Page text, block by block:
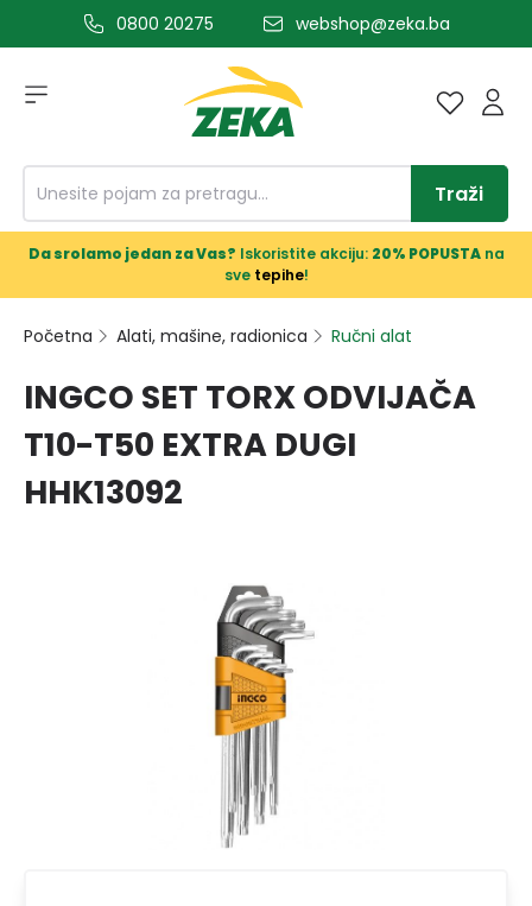
glavni sadržaj0800 20275 webshop@zeka.ba
Traži
Da srolamo jedan za Vas? Iskoristite akciju: 20% POPUSTAna
sve tepihe!
Početna Alati, mašine, radionica Ručni alat
INGCO SET TORX ODVIJAČA
T10-T50 EXTRA DUGI
HHK13092